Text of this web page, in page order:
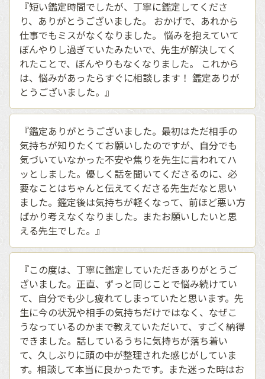
『短い鑑定時間でしたが、丁寧に鑑定してくださ
り、ありがとうございました。 おかげで、あれから
仕事でもミスがなくなりました。 悩みを抱えていて
ぼんやりし過ぎていたみたいで、先生が解決してく
れたことで、ぼんやりもなくなりました。 これから
は、悩みがあったらすぐに相談します！ 鑑定ありが
とうございました。』
『鑑定ありがとうございました。最初はただ相手の
気持ちが知りたくてお願いしたのですが、自分でも
気づいていなかった不安や焦りを先生に言われてハ
ッとしました。優しく話を聞いてくださるのに、必
要なことはちゃんと伝えてくださる先生だなと思い
ました。鑑定後は気持ちが軽くなって、前ほど悪い方
ばかり考えなくなりました。またお願いしたいと思
える先生でした。』
『この度は、丁寧に鑑定していただきありがとうご
ざいました。正直、ずっと同じことで悩み続けてい
て、自分でも少し疲れてしまっていたと思います。先
生に今の状況や相手の気持ちだけではなく、なぜこ
うなっているのかまで教えていただいて、すごく納得
できました。話しているうちに気持ちが落ち着い
て、久しぶりに頭の中が整理された感じがしていま
す。相談して本当に良かったです。また迷った時はお